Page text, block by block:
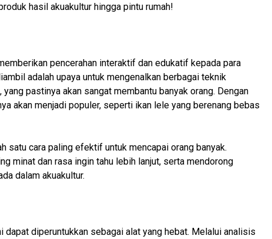
hasil akuakultur hingga pintu rumah!
pencerahan interaktif dan edukatif kepada para
adalah upaya untuk mengenalkan berbagai teknik
pastinya akan sangat membantu banyak orang. Dengan
akan menjadi populer, seperti ikan lele yang berenang bebas
satu cara paling efektif untuk mencapai orang banyak.
minat dan rasa ingin tahu lebih lanjut, serta mendorong
dalam akuakultur.
dapat diperuntukkan sebagai alat yang hebat. Melalui analisis